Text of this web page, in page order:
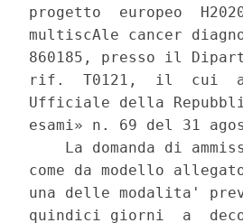
progetto  europeo
multiscAle cancer
860185, presso il
rif.  T0121,  il  cui
Ufficiale della
esami» n. 69 del 31
La domanda di
come da modello
una delle modalita'
quindici giorni  a